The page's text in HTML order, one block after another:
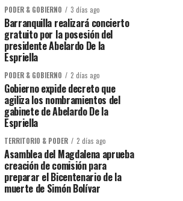
PODER & GOBIERNO 3 días ago
Barranquilla realizará concierto
gratuito por la posesión del
presidente Abelardo De la
Espriella
PODER & GOBIERNO 2 días ago
Gobierno expide decreto que
agiliza los nombramientos del
gabinete de Abelardo De la
Espriella
TERRITORIO & PODER 2 días ago
Asamblea del Magdalena aprueba
creación de comisión para
preparar el Bicentenario de la
muerte de Simón Bolívar